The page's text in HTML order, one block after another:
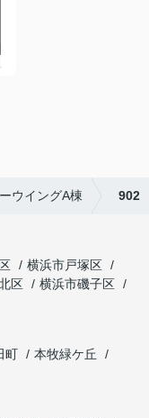
ウイングA棟 902
横浜市戸塚区
区
横浜市磯子区
町
本牧緑ケ丘